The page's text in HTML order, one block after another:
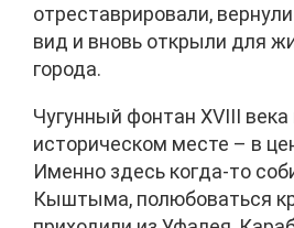
отреставрировали,
вид и вновь открыли для
города.
Чугунный фонтан XVIII века
историческом месте – в
Именно здесь когда-то
Кыштыма, полюбоваться